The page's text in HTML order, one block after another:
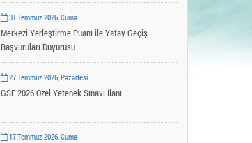
Uygulama ve Araştırma Merkezleri
YLSY Burs Programı
31 Temmuz 2026, Cuma
Merkezi Yerleştirme Puanı ile Yatay Geçiş
Başvuruları Duyurusu
27 Temmuz 2026, Pazartesi
GSF 2026 Özel Yetenek Sınavı İlanı
17 Temmuz 2026, Cuma